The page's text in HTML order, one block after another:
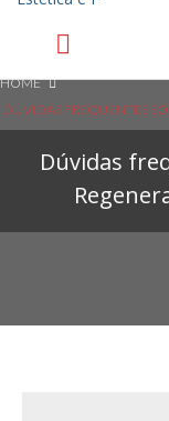
HOME
DÚVIDAS FREQUENTES
Dúvidas